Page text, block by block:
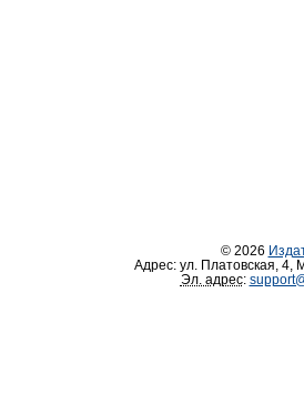
© 2026
Адрес: ул. Платовская, 4
Эл. адрес: